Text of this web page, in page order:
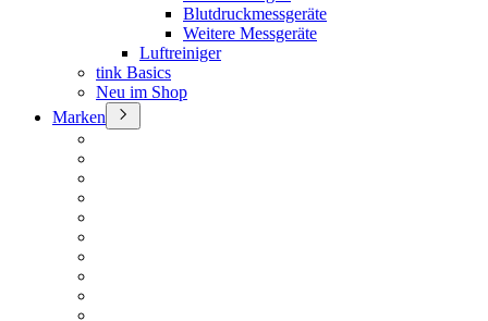
Blutdruckmessgeräte
Weitere Messgeräte
Luftreiniger
tink Basics
Neu im Shop
Marken